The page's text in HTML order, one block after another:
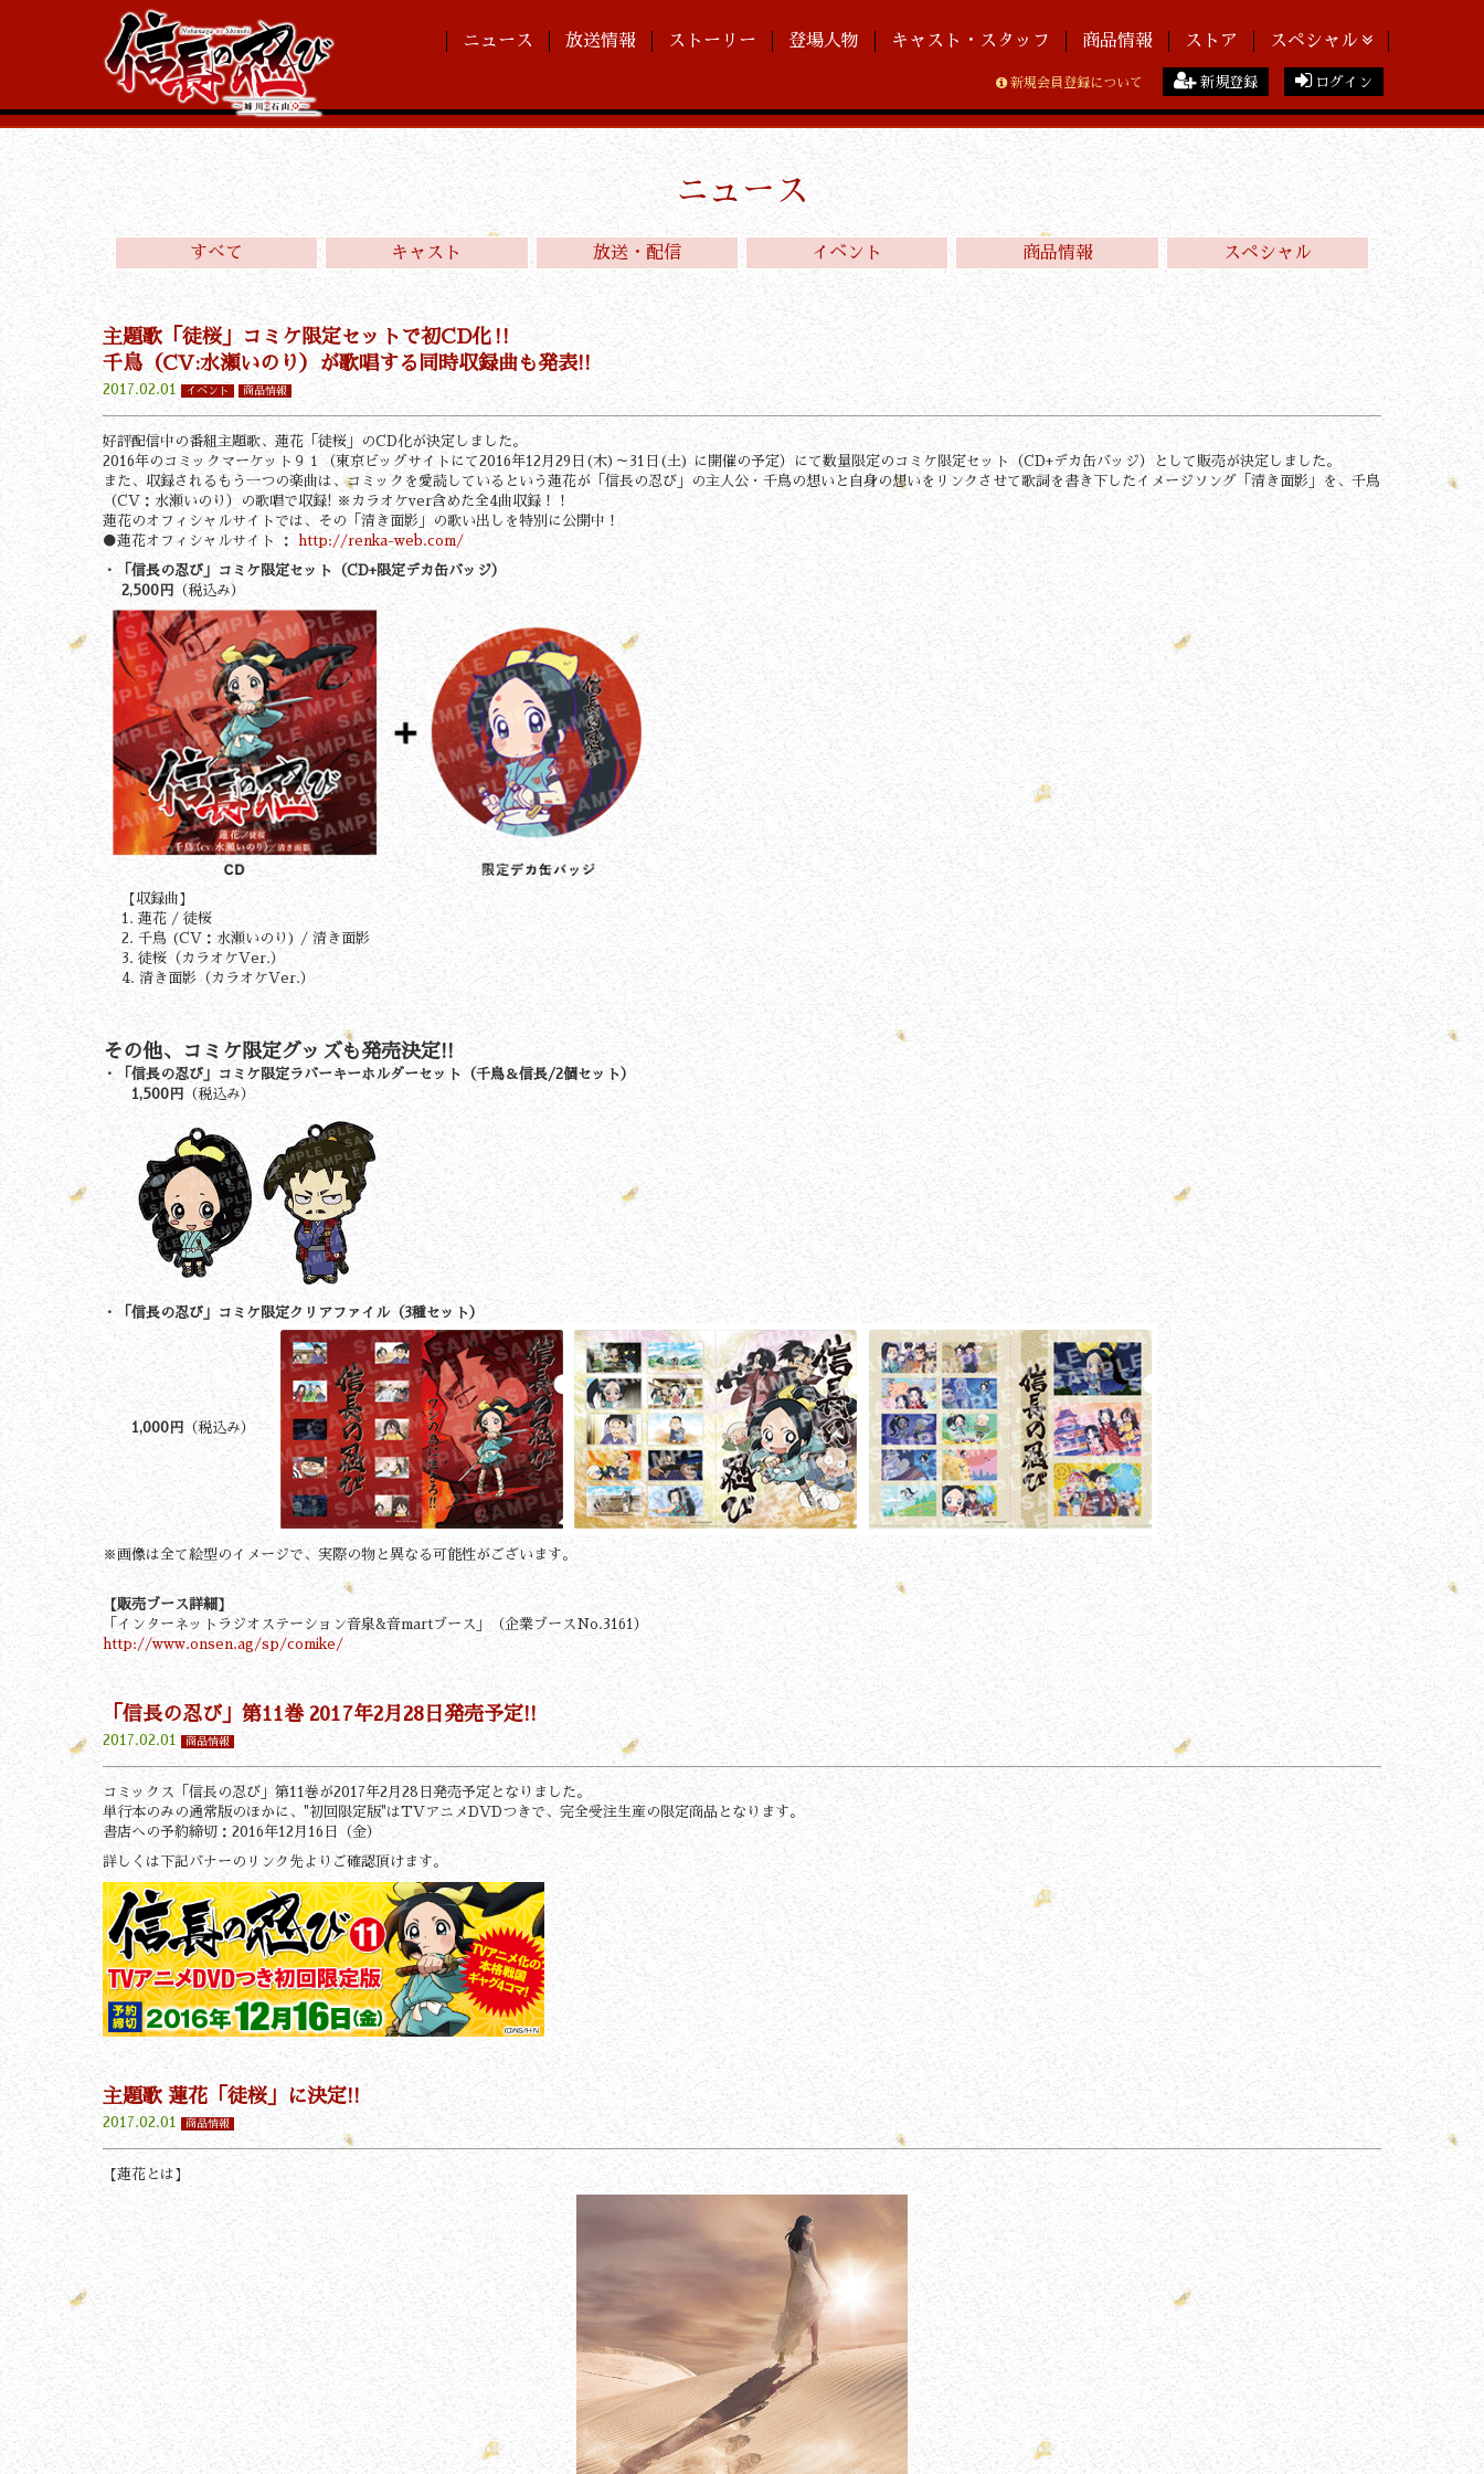
ニュース 放送情報 ストーリー 登場人物 キャスト・スタッフ 商品情報 ストア スペシャル
新規会員登録について 新規登録 ログイン
ニュース
すべて キャスト 放送・配信 イベント 商品情報 スペシャル
主題歌「徒桜」コミケ限定セットで初CD化‼
千鳥（CV:水瀬いのり）が歌唱する同時収録曲も発表!!
2017.02.01 イベント 商品情報
好評配信中の番組主題歌、蓮花「徒桜」のCD化が決定しました。
2016年のコミックマーケット９１（東京ビッグサイトにて2016年12月29日(木)～31日(土) に開催の予定）にて数量限定のコミケ限定セット（CD+デカ缶バッジ）として販売が決定しました。
また、収録されるもう一つの楽曲は、コミックを愛読しているという蓮花が「信長の忍び」の主人公・千鳥の想いと自身の想いをリンクさせて歌詞を書き下したイメージソング「清き面影」を、千鳥
（CV：水瀬いのり）の歌唱で収録! ※カラオケver含めた全4曲収録！！
蓮花のオフィシャルサイトでは、その「清き面影」の歌い出しを特別に公開中！
●蓮花オフィシャルサイト ：
http://renka-web.com/
・「信長の忍び」コミケ限定セット（CD+限定デカ缶バッジ）
2,500円 （税込み）
【収録曲】
1. 蓮花 / 徒桜
2. 千鳥 (CV：水瀬いのり) / 清き面影
3. 徒桜（カラオケVer.）
4. 清き面影（カラオケVer.）
その他、コミケ限定グッズも発売決定!!
・「信長の忍び」コミケ限定ラバーキーホルダーセット（千鳥＆信長/2個セット）
1,500円
（税込み）
・「信長の忍び」コミケ限定クリアファイル（3種セット）
1,000円 （税込み）
※画像は全て絵型のイメージで、実際の物と異なる可能性がございます。
【販売ブース詳細】
「インターネットラジオステーション音泉&音martブース」（企業ブースNo.3161）
http://www.onsen.ag/sp/comike/
「信長の忍び」第11巻 2017年2月28日発売予定!!
2017.02.01 商品情報
コミックス「信長の忍び」第11巻が2017年2月28日発売予定となりました。
単行本のみの通常版のほかに、"初回限定版"はTVアニメDVDつきで、完全受注生産の限定商品となります。
書店への予約締切：2016年12月16日（金）
詳しくは下記バナーのリンク先よりご確認頂けます。
主題歌 蓮花「徒桜」に決定!!
2017.02.01 商品情報
【蓮花とは】